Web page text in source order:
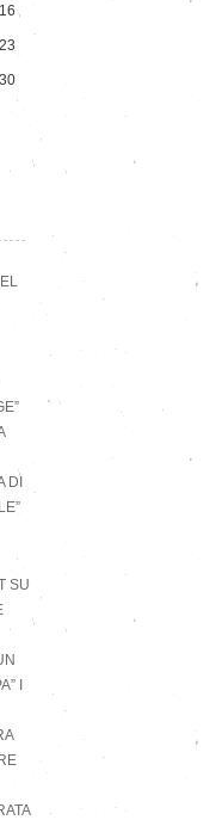
16
23
30
DI
SU
I